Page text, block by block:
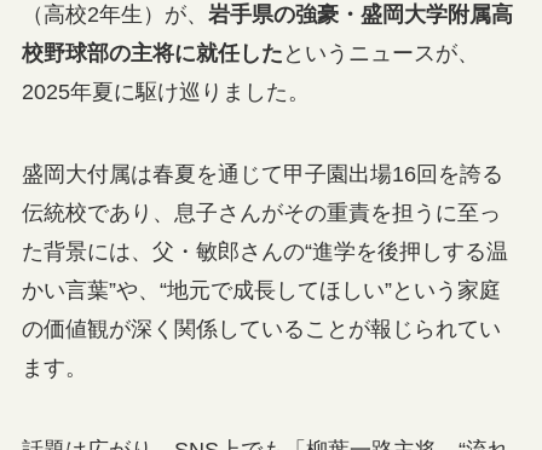
（高校2年生）が、 岩手県の強豪・盛岡大学附属高
校野球部の主将に就任した というニュースが、
2025年夏に駆け巡りました。
盛岡大付属は春夏を通じて甲子園出場16回を誇る
伝統校であり、息子さんがその重責を担うに至っ
た背景には、父・敏郎さんの“進学を後押しする温
かい言葉”や、“地元で成長してほしい”という家庭
の価値観が深く関係していることが報じられてい
ます。